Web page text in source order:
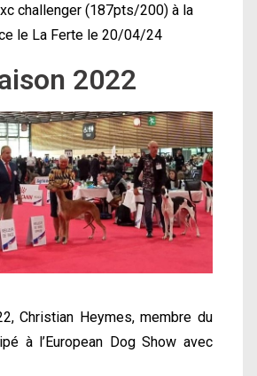
challenger (187pts/200) à la
le La Ferte le 20/04/24
2022
Christian Heymes, membre du
à l’European Dog Show avec